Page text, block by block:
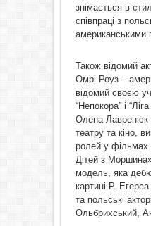
знімається в
співпраці з
американськими
Також відомий
Омрі Роуз –
відомий своєю
“Непокора” і
Олена Лавренюк
театру та кіно,
ролей у фільмах
Дітей з
модель, яка
картині Р.
та польські
Ольбрихський,